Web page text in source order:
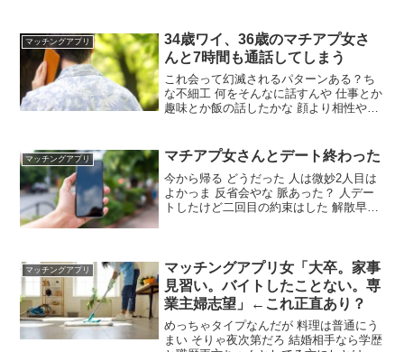
が売れ残ってる訳ないやろ
マッチングアプリ
34歳ワイ、36歳のマチアプ女さ
んと7時間も通話してしまう
これ会って幻滅されるパターンある？ち
な不細工 何をそんなに話すんや 仕事とか
趣味とか飯の話したかな 顔より相性や向
ええんやが 7時間！？ 36歳にもなって顔
がどうこう言ってる場合か
マッチングアプリ マチアプ女さんとデート終わった
今から帰る どうだった 人は微妙2人目は
よかっま 反省会やな 脈あった？ 人デー
トしたけど二回目の約束はした 解散早く
無いくらい
マッチングアプリ
マッチングアプリ女「大卒。家事
見習い。バイトしたことない。専
業主婦志望」←これ正直あり？
めっちゃタイプなんだが 料理は普通にう
まい そりゃ夜次第だろ 結婚相手なら学歴